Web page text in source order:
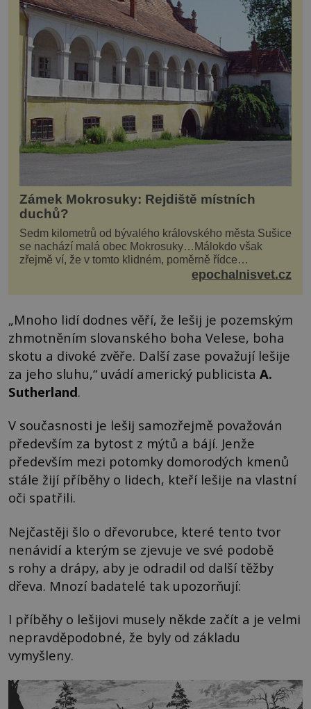
Zámek Mokrosuky: Rejdiště místních
duchů?
Sedm kilometrů od bývalého královského města Sušice
se nachází malá obec Mokrosuky…Málokdo však
zřejmě ví, že v tomto klidném, poměrně řídce
navštěvovaném koutu vesnické Šumavy se nachází
epochalnisvet.cz
„Mnoho lidí dodnes věří, že lešij je pozemským
zhmotněním slovanského boha Velese, boha
skotu a divoké zvěře. Další zase považují lešije
za jeho sluhu,“ uvádí americký publicista A.
Sutherland.
V současnosti je lešij samozřejmě považován
především za bytost z mýtů a bájí. Jenže
především mezi potomky domorodých kmenů
stále žijí příběhy o lidech, kteří lešije na vlastní
oči spatřili.
Nejčastěji šlo o dřevorubce, které tento tvor
nenávidí a kterým se zjevuje ve své podobě
s rohy a drápy, aby je odradil od další těžby
dřeva. Mnozí badatelé tak upozorňují:
I příběhy o lešijovi musely někde začít a je velmi
nepravděpodobné, že byly od základu
vymyšleny.